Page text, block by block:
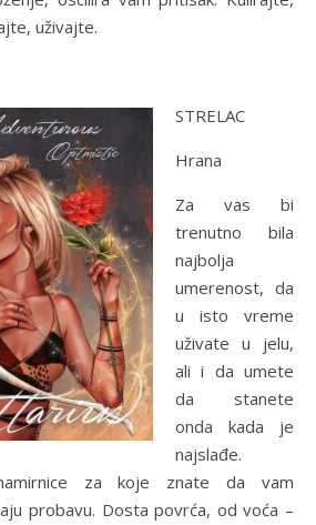
uživajte.
STRELAC
Hrana
Za vas bi
trenutno bila
najbolja
umerenost, da
u isto vreme
uživate u jelu,
ali i da umete
da stanete
onda kada je
najslađe.
za koje znate da vam
probavu. Dosta povrća, od voća –